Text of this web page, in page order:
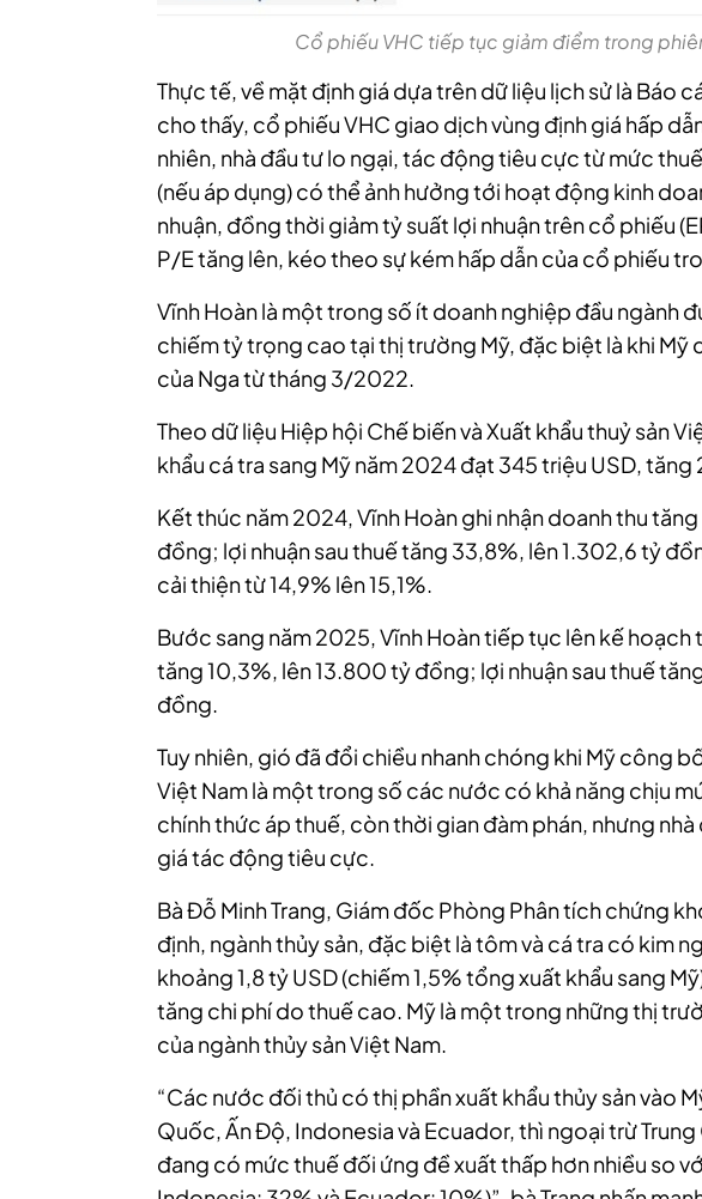
Cổ phiếu VHC tiếp tục giảm điểm trong
Thực tế, về mặt định giá dựa trên dữ liệu lịch sử là Báo
cho thấy, cổ phiếu VHC giao dịch vùng định giá hấp
nhiên, nhà đầu tư lo ngại, tác động tiêu cực từ mức
(nếu áp dụng) có thể ảnh hưởng tới hoạt động kinh
nhuận, đồng thời giảm tỷ suất lợi nhuận trên cổ phiếu
P/E tăng lên, kéo theo sự kém hấp dẫn của cổ phiếu
Vĩnh Hoàn là một trong số ít doanh nghiệp đầu ngành
chiếm tỷ trọng cao tại thị trường Mỹ, đặc biệt là khi Mỹ
của Nga từ tháng 3/2022.
Theo dữ liệu Hiệp hội Chế biến và Xuất khẩu thuỷ sản
khẩu cá tra sang Mỹ năm 2024 đạt 345 triệu USD, tăng
Kết thúc năm 2024, Vĩnh Hoàn ghi nhận doanh thu
đồng; lợi nhuận sau thuế tăng 33,8%, lên 1.302,6 tỷ
cải thiện từ 14,9% lên 15,1%.
Bước sang năm 2025, Vĩnh Hoàn tiếp tục lên kế hoạch
tăng 10,3%, lên 13.800 tỷ đồng; lợi nhuận sau thuế
đồng.
Tuy nhiên, gió đã đổi chiều nhanh chóng khi Mỹ công
Việt Nam là một trong số các nước có khả năng chịu
chính thức áp thuế, còn thời gian đàm phán, nhưng
giá tác động tiêu cực.
Bà Đỗ Minh Trang, Giám đốc Phòng Phân tích chứng
định, ngành thủy sản, đặc biệt là tôm và cá tra có kim
khoảng 1,8 tỷ USD (chiếm 1,5% tổng xuất khẩu sang
tăng chi phí do thuế cao. Mỹ là một trong những thị
của ngành thủy sản Việt Nam.
“Các nước đối thủ có thị phần xuất khẩu thủy sản vào
Quốc, Ấn Độ, Indonesia và Ecuador, thì ngoại trừ
đang có mức thuế đối ứng đề xuất thấp hơn nhiều so